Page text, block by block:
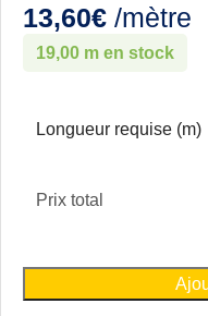
13,60€ /mètre
19,00 m en stock
Longueur requise (m)
Prix total